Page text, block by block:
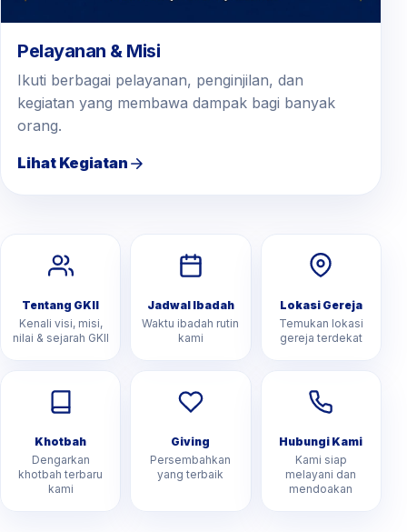
Pelayanan & Misi
Ikuti berbagai pelayanan, penginjilan, dan
kegiatan yang membawa dampak bagi banyak
orang.
Lihat Kegiatan
Tentang GKII
Kenali visi, misi,
nilai & sejarah GKII
Jadwal Ibadah
Waktu ibadah rutin
kami
Lokasi Gereja
Temukan lokasi
gereja terdekat
Khotbah
Dengarkan
khotbah terbaru
kami
Giving
Persembahkan
yang terbaik
Hubungi Kami
Kami siap
melayani dan
mendoakan